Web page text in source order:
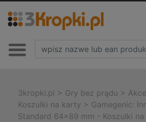
3kropki.pl > Gry bez prądu >
Koszulki na karty > Gamegenic:
Standard 64x89 mm - Koszulki